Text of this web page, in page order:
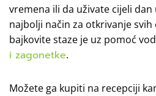
vremena ili da uživate cijeli
najbolji način za otkrivanje
bajkovite staze je uz pomoć
i zagonetke.
Možete ga kupiti na recepciji